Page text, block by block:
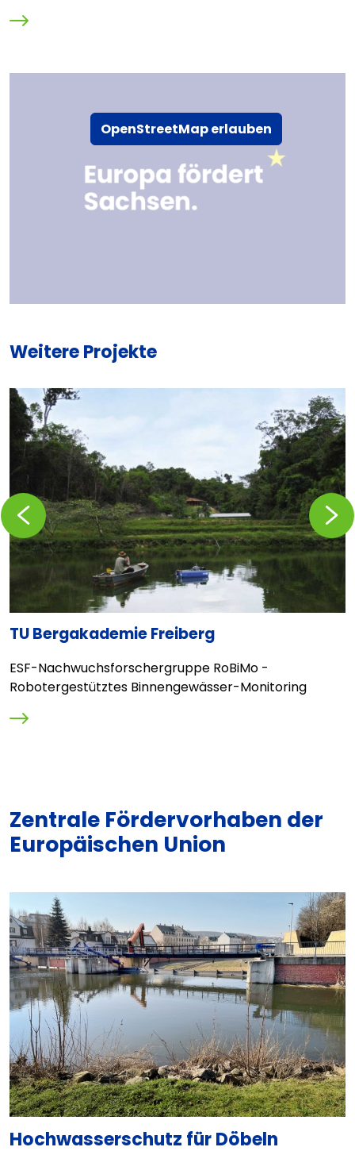
OpenStreetMap erlauben
Weitere Projekte
TU Bergakademie Freiberg
ESF-Nachwuchsforschergruppe RoBiMo -
Robotergestütztes Binnengewässer-Monitoring
Zurückblättern
Zentrale Fördervorhaben der
Europäischen Union
Hochwasserschutz für Döbeln